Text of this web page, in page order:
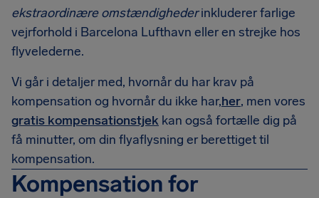
ekstraordinære omstændighederinkluderer farlige
vejrforhold i Barcelona Lufthavn eller en strejke hos
flyvelederne.
Vi går i detaljer med, hvornår du har krav på
kompensation og hvornår du ikke har,her, men vores
gratis kompensationstjek kan også fortælle dig på
få minutter, om din flyaflysning er berettiget til
kompensation.
Kompensation for